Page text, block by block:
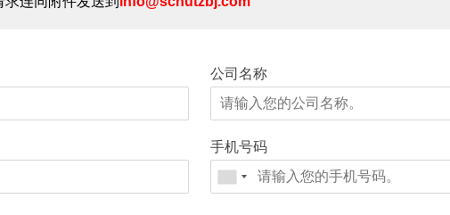
公司名称
手机号码